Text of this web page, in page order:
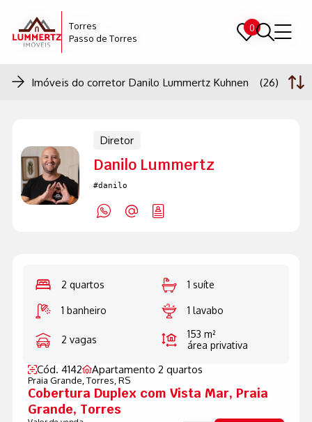
Torres
Passo de Torres
0
Torres
Passo de Torres
0
Imóveis do corretor Danilo Lummertz Kuhnen (26)
Diretor
Danilo Lummertz
#danilo
2 quartos 1 suíte
1 banheiro 1 lavabo
2 vagas
153 m²
área privativa
Cód. 4142 Apartamento 2 quartos
Praia Grande, Torres, RS
Cobertura Duplex com Vista Mar, Praia
Grande, Torres